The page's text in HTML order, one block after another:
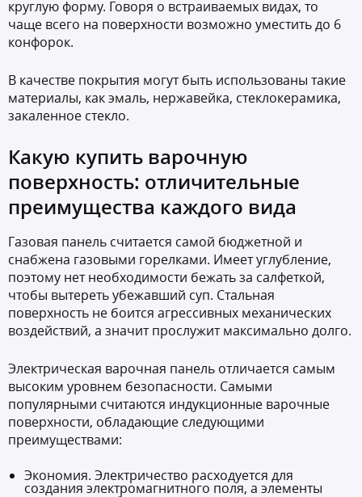
круглую форму. Говоря о встраиваемых видах, то
чаще всего на поверхности возможно уместить до 6
конфорок.
В качестве покрытия могут быть использованы такие
материалы, как эмаль, нержавейка, стеклокерамика,
закаленное стекло.
Какую купить варочную
поверхность: отличительные
преимущества каждого вида
Газовая панель считается самой бюджетной и
снабжена газовыми горелками. Имеет углубление,
поэтому нет необходимости бежать за салфеткой,
чтобы вытереть убежавший суп. Стальная
поверхность не боится агрессивных механических
воздействий, а значит прослужит максимально долго.
Электрическая варочная панель отличается самым
высоким уровнем безопасности. Самыми
популярными считаются индукционные варочные
поверхности, обладающие следующими
преимуществами:
Экономия. Электричество расходуется для
создания электромагнитного поля, а элементы